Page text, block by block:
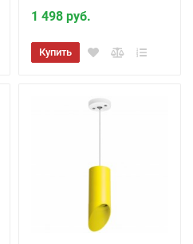
1 498 руб.
Купить